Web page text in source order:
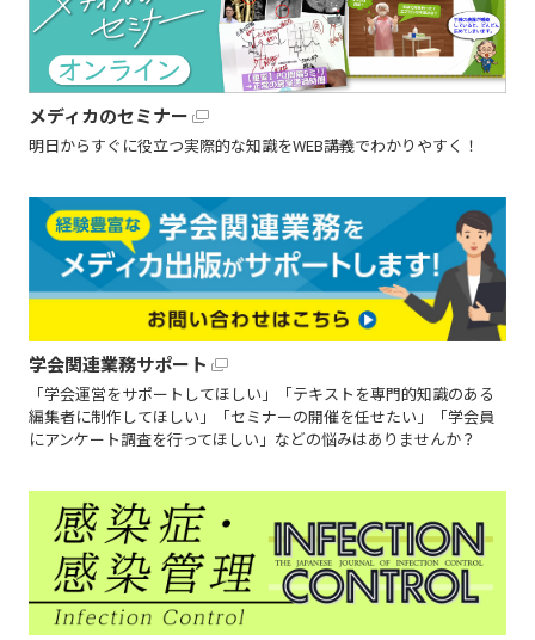
メディカのセミナー
明日からすぐに役立つ実際的な知識をWEB講義でわかりやすく！
学会関連業務サポート
「学会運営をサポートしてほしい」「テキストを専門的知識のある
編集者に制作してほしい」「セミナーの開催を任せたい」「学会員
にアンケート調査を行ってほしい」などの悩みはありませんか？